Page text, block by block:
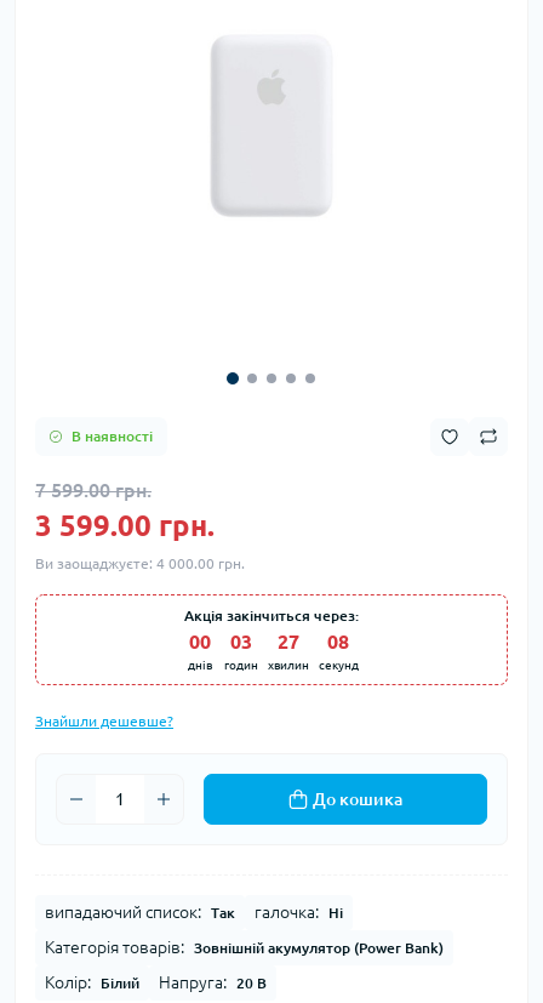
В наявності
7 599.00 грн.
3 599.00 грн.
Ви заощаджуєте: 4 000.00 грн.
Акція закінчиться через:
00
днів
03
годин
27
хвилин
07
секунд
Знайшли дешевше?
До кошика
випадаючий список: Так галочка: Ні
Категорія товарів: Зовнішній акумулятор (Power Bank)
Колір: Білий Напруга: 20 В